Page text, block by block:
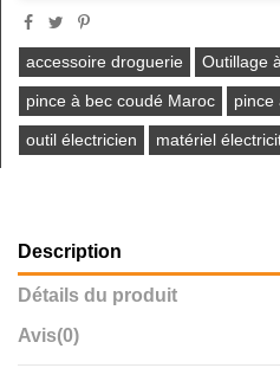
accessoire droguerie Outillage
pince à bec coudé Maroc pince
outil électricien matériel
Description
Détails du produit
Avis(0)